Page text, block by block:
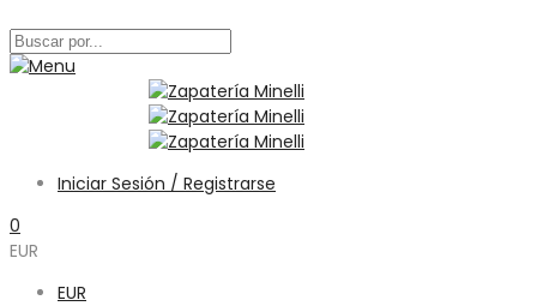
Iniciar Sesión / Registrarse
0
EUR
EUR